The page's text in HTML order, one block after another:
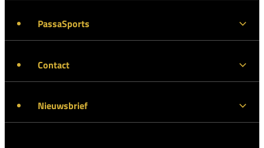
PassaSports
Contact
Nieuwsbrief